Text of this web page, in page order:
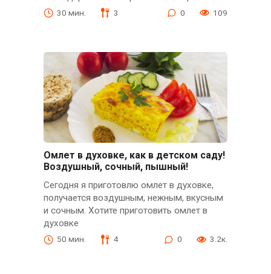
30 мин. 3 0 109
Омлет в духовке, как в детском саду!
Воздушный, сочный, пышный!
Сегодня я приготовлю омлет в духовке,
получается воздушным, нежным, вкусным
и сочным. Хотите приготовить омлет в
духовке
50 мин. 4 0 3.2к.